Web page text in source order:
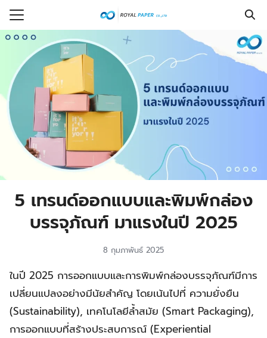
Skip
content
รา
ที่พบบ่อย
Search
5 เทรนด์ออกแบบและพิมพ์กล่อง
บรรจุภัณฑ์ มาแรงในปี 2025
8 กุมภาพันธ์ 2025
ในปี 2025 การออกแบบและการพิมพ์กล่องบรรจุภัณฑ์มีการ
เปลี่ยนแปลงอย่างมีนัยสำคัญ โดยเน้นไปที่ ความยั่งยืน
(Sustainability), เทคโนโลยีล้ำสมัย (Smart Packaging),
การออกแบบที่สร้างประสบการณ์ (Experiential